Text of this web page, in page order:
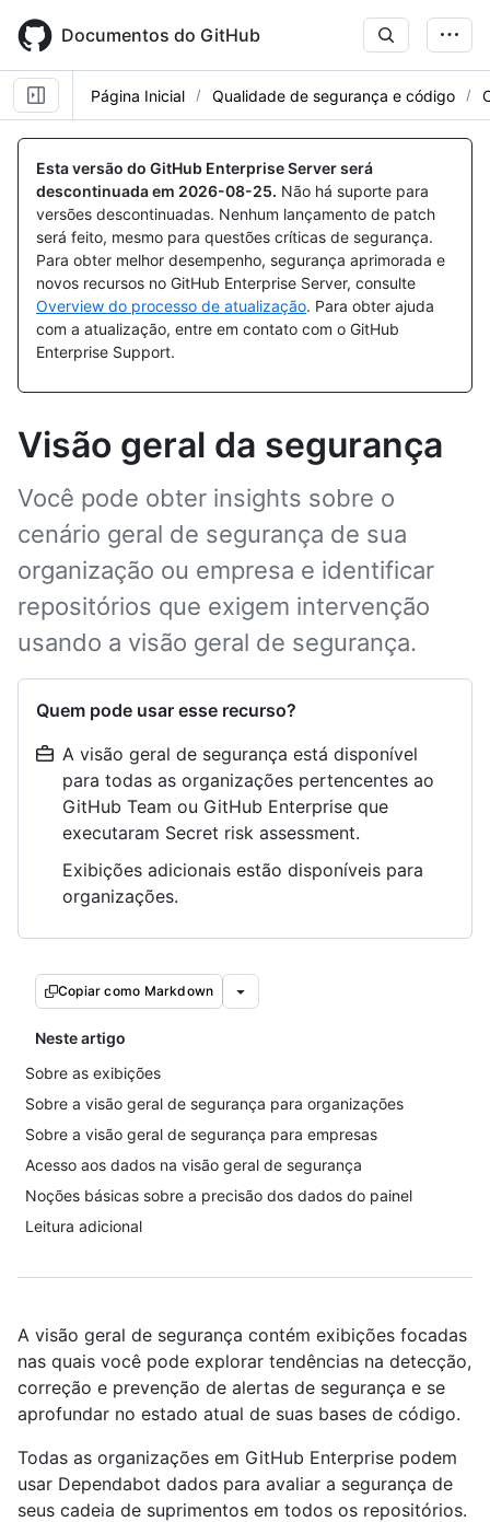
main
content
Documentos do GitHub
Página Inicial Qualidade de segurança e código
Esta versão do GitHub Enterprise Server será
descontinuada em 2026-08-25. Não há suporte para
versões descontinuadas. Nenhum lançamento de patch
será feito, mesmo para questões críticas de segurança.
Para obter melhor desempenho, segurança aprimorada e
novos recursos no GitHub Enterprise Server, consulte
Overview do processo de atualização. Para obter ajuda
com a atualização, entre em contato com o GitHub
Enterprise Support.
Visão geral da segurança
Você pode obter insights sobre o
cenário geral de segurança de sua
organização ou empresa e identificar
repositórios que exigem intervenção
usando a visão geral de segurança.
Quem pode usar esse recurso?
A visão geral de segurança está disponível
para todas as organizações pertencentes ao
GitHub Team ou GitHub Enterprise que
executaram Secret risk assessment.
Exibições adicionais estão disponíveis para
organizações.
Copiar como Markdown
Neste artigo
Sobre as exibições
Sobre a visão geral de segurança para organizações
Sobre a visão geral de segurança para empresas
Acesso aos dados na visão geral de segurança
Noções básicas sobre a precisão dos dados do painel
Leitura adicional
A visão geral de segurança contém exibições focadas
nas quais você pode explorar tendências na detecção,
correção e prevenção de alertas de segurança e se
aprofundar no estado atual de suas bases de código.
Todas as organizações em GitHub Enterprise podem
usar Dependabot dados para avaliar a segurança de
seus cadeia de suprimentos em todos os repositórios.